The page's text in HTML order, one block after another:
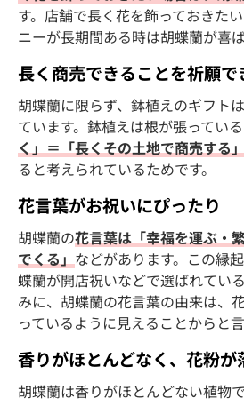
す。店舗で長く花を飾っておきた
ニーが長期間ある時は胡蝶蘭が喜
長く商売できることを祈願で
胡蝶蘭に限らず、鉢植えのギフト
ています。鉢植えは根が張ってい
く」＝「長くその土地で商売する
ると考えられているためです。
花言葉がお祝いにぴったり
胡蝶蘭の花言葉は「幸福を運ぶ・
でくる」などがあります。この縁
蝶蘭が開店祝いなどで選ばれてい
みに、胡蝶蘭の花言葉の由来は、
っているように見えることからと言
香りがほとんどなく、花粉が
胡蝶蘭は香りがほとんどない植物